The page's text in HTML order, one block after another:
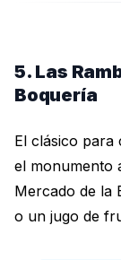
5. Las
Boquería
El clásico para
el monumento
Mercado de la
o un jugo de